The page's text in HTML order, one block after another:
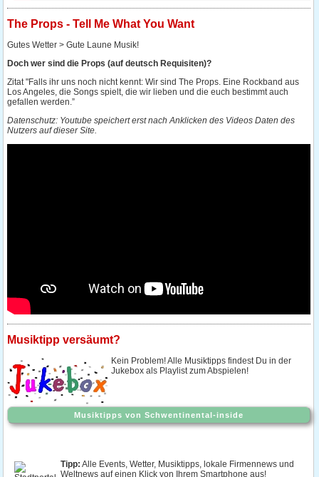
The Props - Tell Me What You Want
Gutes Wetter > Gute Laune Musik!
Doch wer sind die Props (auf deutsch Requisiten)?
Zitat "Falls ihr uns noch nicht kennt: Wir sind The Props. Eine Rockband aus
Los Angeles, die Songs spielt, die wir lieben und die euch bestimmt auch
gefallen werden.”
Musiktipp versäumt?
Kein Problem! Alle Musiktipps findest Du in der
Jukebox als Playlist zum Abspielen!
Musiktipps von Schwentinental-inside
Tipp: Alle Events, Wetter, Musiktipps, lokale Firmennews und
Weltnews auf einen Klick von Ihrem Smartphone aus!